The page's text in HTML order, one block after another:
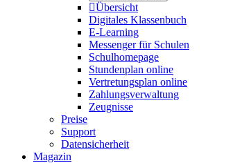
Übersicht
Digitales Klassenbuch
E-Learning
Messenger für Schulen
Schulhomepage
Stundenplan online
Vertretungsplan online
Zahlungsverwaltung
Zeugnisse
Preise
Support
Datensicherheit
Magazin